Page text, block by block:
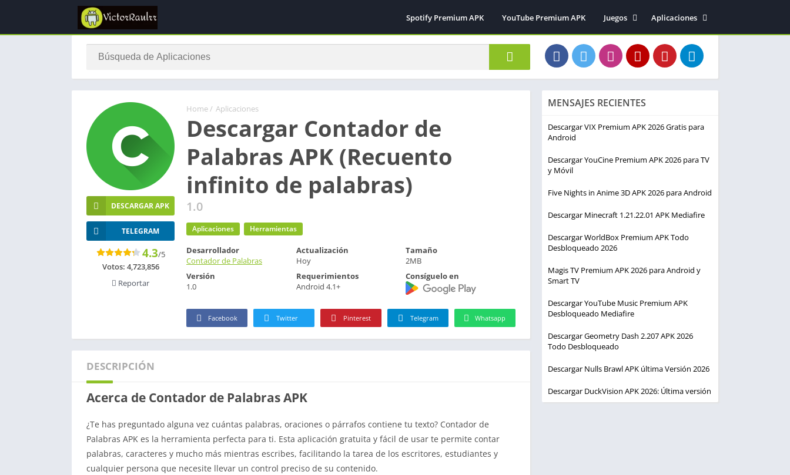
Spotify Premium APK YouTube Premium APK
Juegos
Acción
Arcade
Deportes
Estrategia
Simulación
Aplicaciones
Entretenimiento
Herramientas
Música y audio
Home / Aplicaciones
Descargar Contador de
Palabras APK (Recuento
infinito de palabras)
1.0
Aplicaciones Herramientas
DESCARGAR APK
TELEGRAM
4.3/5
Votos: 4,723,856
Reportar
Desarrollador
Contador de Palabras
Actualización
Hoy
Tamaño
2MB
Versión
1.0
Requerimientos
Android 4.1+
Consíguelo en
Facebook Twitter Pinterest Telegram Whatsapp
DESCRIPCIÓN
Acerca de Contador de Palabras APK
¿Te has preguntado alguna vez cuántas palabras, oraciones o párrafos contiene tu texto? Contador de
Palabras APK es la herramienta perfecta para ti. Esta aplicación gratuita y fácil de usar te permite contar
palabras, caracteres y mucho más mientras escribes, facilitando la tarea de los escritores, estudiantes y
cualquier persona que necesite llevar un control preciso de su contenido.
MENSAJES RECIENTES
Descargar VIX Premium APK 2026 Gratis para
Android
Descargar YouCine Premium APK 2026 para TV
y Móvil
Five Nights in Anime 3D APK 2026 para Android
Descargar Minecraft 1.21.22.01 APK Mediafire
Descargar WorldBox Premium APK Todo
Desbloqueado 2026
Magis TV Premium APK 2026 para Android y
Smart TV
Descargar YouTube Music Premium APK
Desbloqueado Mediafire
Descargar Geometry Dash 2.207 APK 2026
Todo Desbloqueado
Descargar Nulls Brawl APK última Versión 2026
Descargar DuckVision APK 2026: Última versión